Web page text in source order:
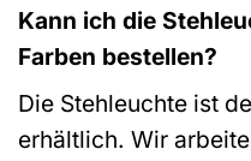
Kann ich die
Farben bestellen?
Die Stehleuchte ist
erhältlich. Wir